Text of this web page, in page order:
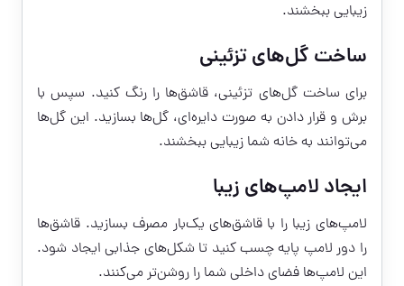
زیبایی ببخشند.
ساخت گل‌های تزئینی
برای ساخت گل‌های تزئینی، قاشق‌ها را رنگ کنید. سپس با
برش و قرار دادن به صورت دایره‌ای، گل‌ها بسازید. این گل‌ها
می‌توانند به خانه شما زیبایی ببخشند.
ایجاد لامپ‌های زیبا
لامپ‌های زیبا را با قاشق‌های یک‌بار مصرف بسازید. قاشق‌ها
را دور لامپ پایه چسب کنید تا شکل‌های جذابی ایجاد شود.
این لامپ‌ها فضای داخلی شما را روشن‌تر می‌کنند.